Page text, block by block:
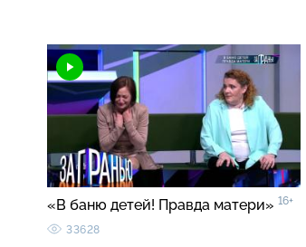
«В баню детей! Правда матери» 16+
33628